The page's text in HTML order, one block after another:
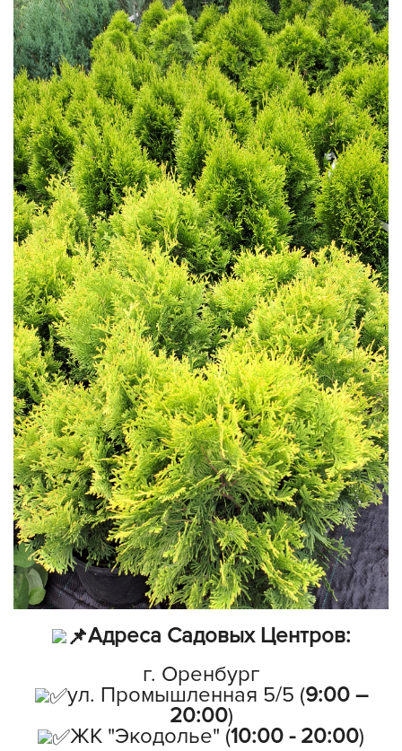
Адреса Садовых Центров:
г. Оренбург
ул. Промышленная 5/5 (9:00 –
20:00)
ЖК "Экодолье" (10:00 - 20:00)